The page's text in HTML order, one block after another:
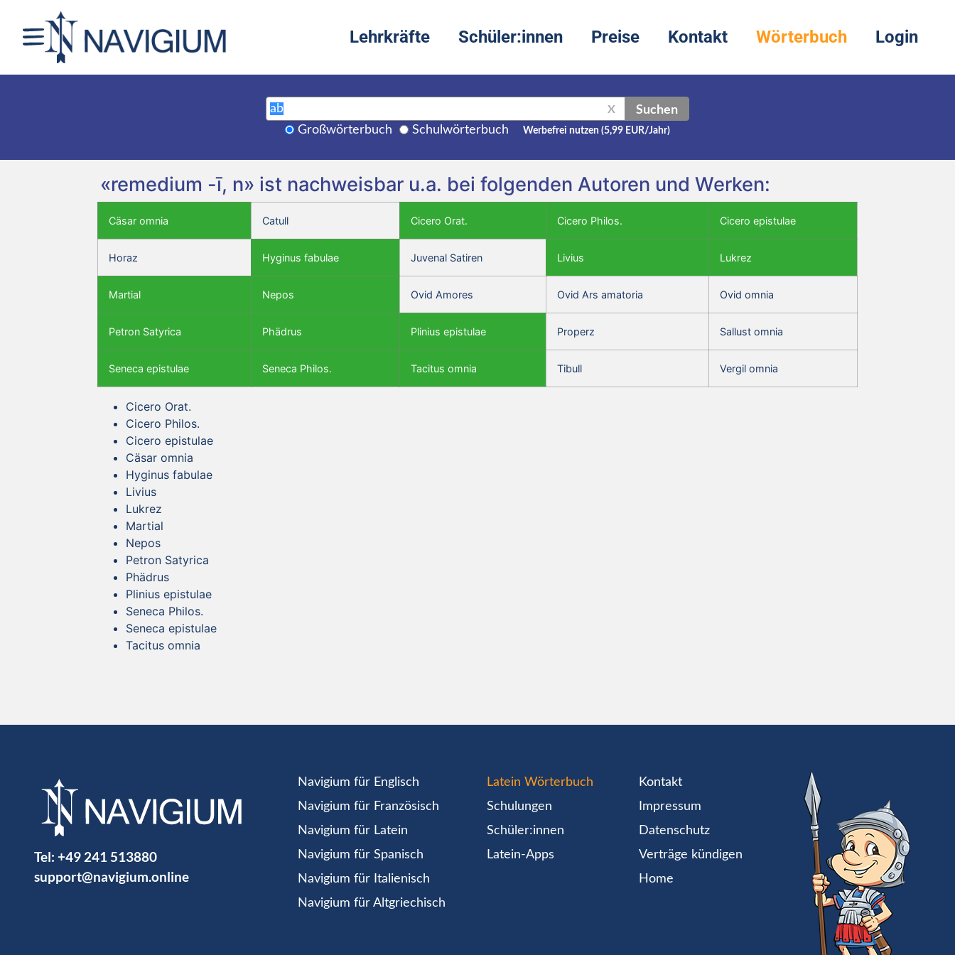
Lehrkräfte Schüler:innen Preise Kontakt Wörterbuch Login
X Suchen
Großwörterbuch Schulwörterbuch Werbefrei nutzen (5,99 EUR/Jahr)
«remedium -ī, n» ist nachweisbar u.a. bei folgenden Autoren und Werken:
Cäsar omnia Catull Cicero Orat. Cicero Philos. Cicero epistulae
Horaz Hyginus fabulae Juvenal Satiren Livius Lukrez
Martial Nepos Ovid Amores Ovid Ars amatoria Ovid omnia
Petron Satyrica Phädrus Plinius epistulae Properz Sallust omnia
Seneca epistulae Seneca Philos. Tacitus omnia Tibull Vergil omnia
Cicero Orat.
Cicero Philos.
Cicero epistulae
Cäsar omnia
Hyginus fabulae
Livius
Lukrez
Martial
Nepos
Petron Satyrica
Phädrus
Plinius epistulae
Seneca Philos.
Seneca epistulae
Tacitus omnia
Tel: +49 241 513880
support@navigium.online
Navigium für Englisch
Navigium für Französisch
Navigium für Latein
Navigium für Spanisch
Navigium für Italienisch
Navigium für Altgriechisch
Latein Wörterbuch
Schulungen
Schüler:innen
Latein-Apps
Kontakt
Impressum
Datenschutz
Verträge kündigen
Home